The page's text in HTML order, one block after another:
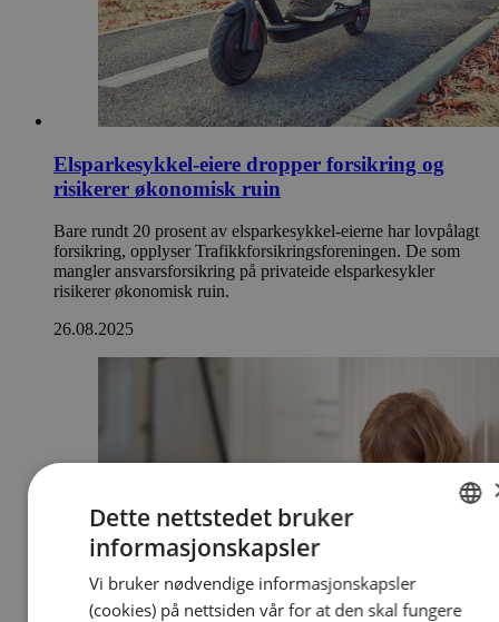
Elsparkesykkel-eiere dropper forsikring og
risikerer økonomisk ruin
Bare rundt 20 prosent av elsparkesykkel-eierne har lovpålagt
forsikring, opplyser Trafikkforsikringsforeningen. De som
mangler ansvarsforsikring på privateide elsparkesykler
risikerer økonomisk ruin.
26.08.2025
Dette nettstedet bruker
informasjonskapsler
Vi bruker nødvendige informasjonskapsler
(cookies) på nettsiden vår for at den skal fungere